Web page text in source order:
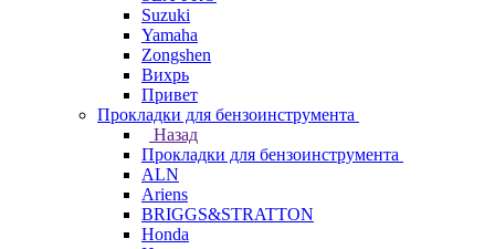
Suzuki
Yamaha
Zongshen
Вихрь
Привет
Прокладки для бензоинструмента
Назад
Прокладки для бензоинструмента
ALN
Ariens
BRIGGS&STRATTON
Honda